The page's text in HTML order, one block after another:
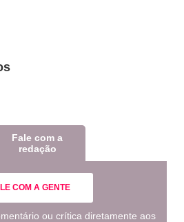
Fale com a
redação
COM A GENTE
ou crítica diretamente aos